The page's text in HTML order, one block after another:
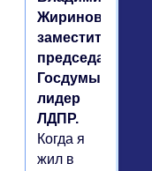
Жириновский,
заместитель
председателя
Госдумы,
лидер
ЛДПР.
Когда я
жил в